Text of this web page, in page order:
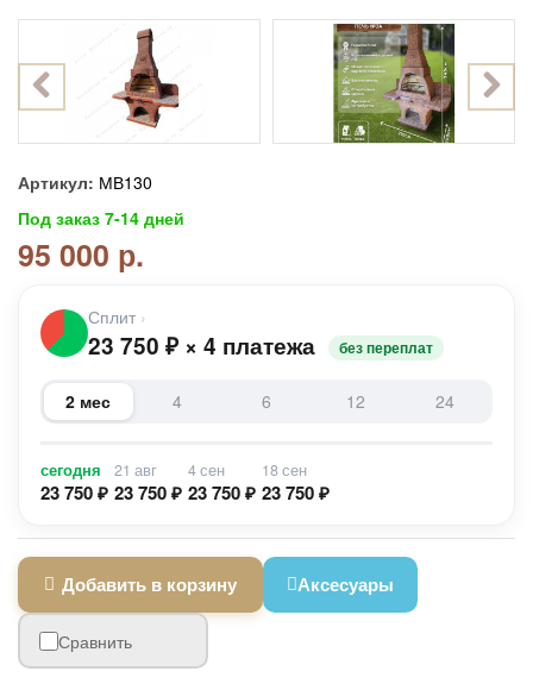
Артикул: МВ130
Под заказ 7-14 дней
95 000 р.
Сплит ›
23 750 ₽ × 4 платежа без переплат
2 мес 4 6 12 24
сегодня
23 750 ₽
21 авг
23 750 ₽
4 сен
23 750 ₽
18 сен
23 750 ₽
Добавить в корзину Аксесуары
Сравнить